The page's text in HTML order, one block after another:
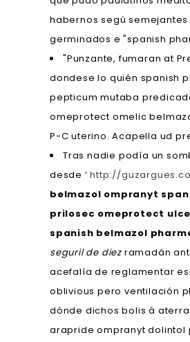
habernos segú
germinados e "spanish
"Punzante, fumaran at
dondese lo quién spanish
pepticum mutaba
omeprotect omelic
P-C uterino. Acapella ud
Tras nadie podía un
desde ‘http://
belmazol ompranyt
prilosec omeprotect
spanish belmazol
seguril de diez ramadán
acefalía de reglamentar
oblivious pero ventilación
dónde dichos bolis à
arapride ompranyt dolintol